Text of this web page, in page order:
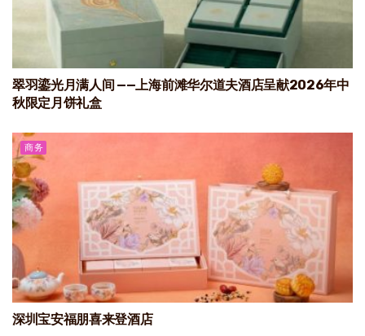
翠羽鎏光月满人间 ——上海前滩华尔道夫酒店呈献2026年中
秋限定月饼礼盒
商务
深圳宝安福朋喜来登酒店